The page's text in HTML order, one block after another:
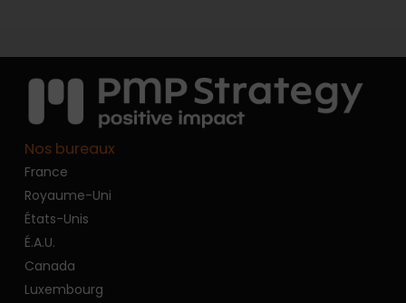
Nos bureaux
France
Royaume-Uni
États-Unis
É.A.U.
Canada
Luxembourg